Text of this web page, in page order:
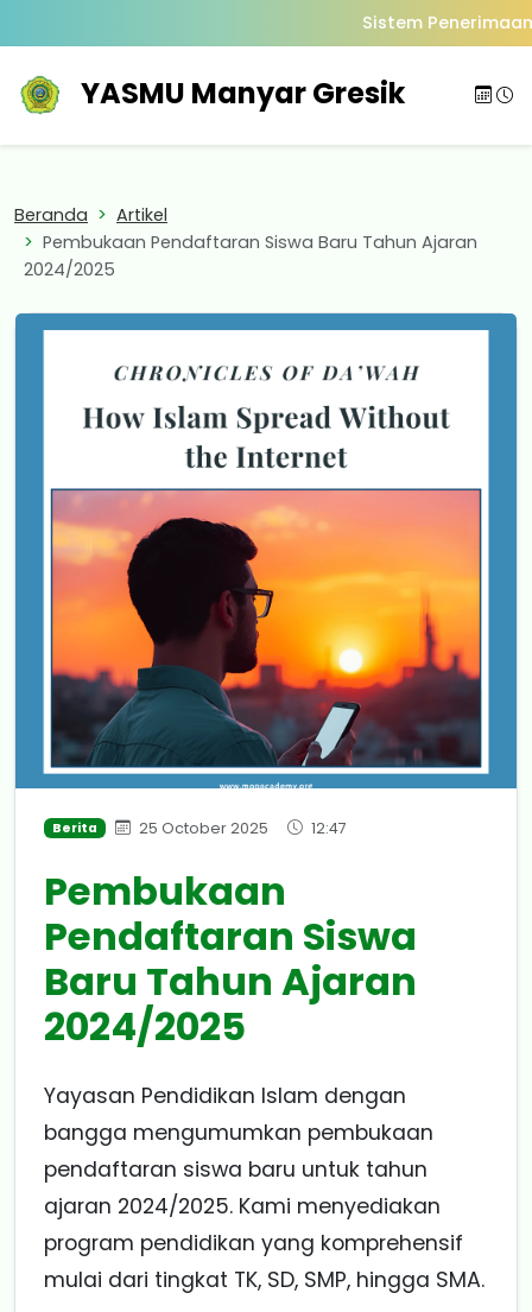
Sistem
YASMU Manyar Gresik
Beranda
Artikel
Pembukaan Pendaftaran Siswa Baru Tahun Ajaran
2024/2025
Berita 25 October 2025 12:47
Pembukaan
Pendaftaran Siswa
Baru Tahun Ajaran
2024/2025
Yayasan Pendidikan Islam dengan
bangga mengumumkan pembukaan
pendaftaran siswa baru untuk tahun
ajaran 2024/2025. Kami menyediakan
program pendidikan yang komprehensif
mulai dari tingkat TK, SD, SMP, hingga SMA.